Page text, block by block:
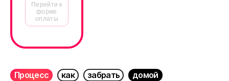
Перейти к
форме
оплаты
Процесс как забрать домой